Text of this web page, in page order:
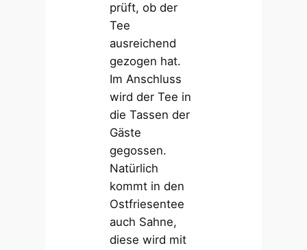
prüft, ob der
Tee
ausreichend
gezogen hat.
Im Anschluss
wird der Tee in
die Tassen der
Gäste
gegossen.
Natürlich
kommt in den
Ostfriesentee
auch Sahne,
diese wird mit